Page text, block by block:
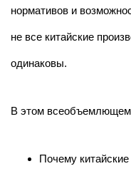
нормативов и
не все китайские
одинаковы.
В этом всеобъемлющем
Почему